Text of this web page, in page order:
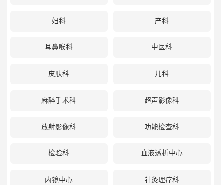
妇科 产科
耳鼻喉科 中医科
皮肤科 儿科
麻醉手术科 超声影像科
放射影像科 功能检查科
检验科 血液透析中心
内镜中心 针灸理疗科